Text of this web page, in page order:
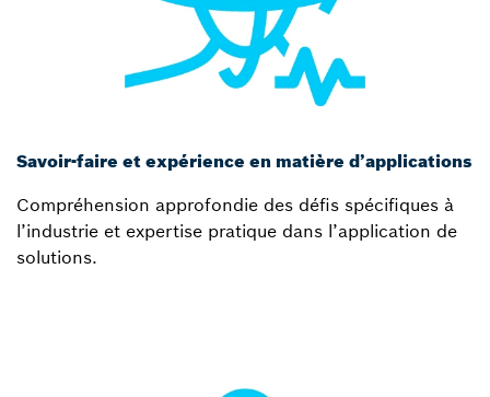
Savoir-faire et expérience en matière d’applications
Compréhension approfondie des défis spécifiques à
l’industrie et expertise pratique dans l’application de
solutions.